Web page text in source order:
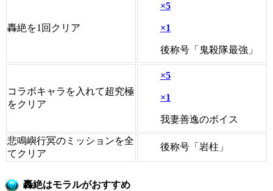
轟絶を1回クリア
×5
×1
後称号「鬼殺隊最強」
コラボキャラを入れて超究極
をクリア
×5
×1
我妻善逸のボイス
悲鳴嶼行冥のミッションを全
てクリア
後称号「岩柱」
轟絶はモラルがおすすめ